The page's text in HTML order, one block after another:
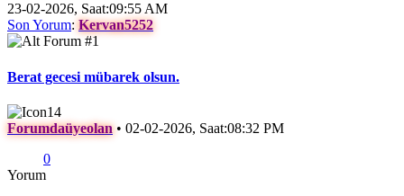
23-02-2026, Saat:09:55 AM
Son Yorum:Kervan5252
Berat gecesi mübarek olsun.
Forumdaüyeolan • 02-02-2026, Saat:08:32 PM
0
Yorum